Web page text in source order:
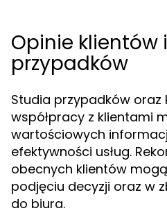
Opinie klientów
przypadków
Studia przypadków oraz
współpracy z klientami
wartościowych
efektywności usług.
obecnych klientów
podjęciu decyzji oraz w
do biura.